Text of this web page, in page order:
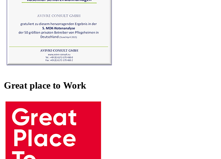
Great place to Work